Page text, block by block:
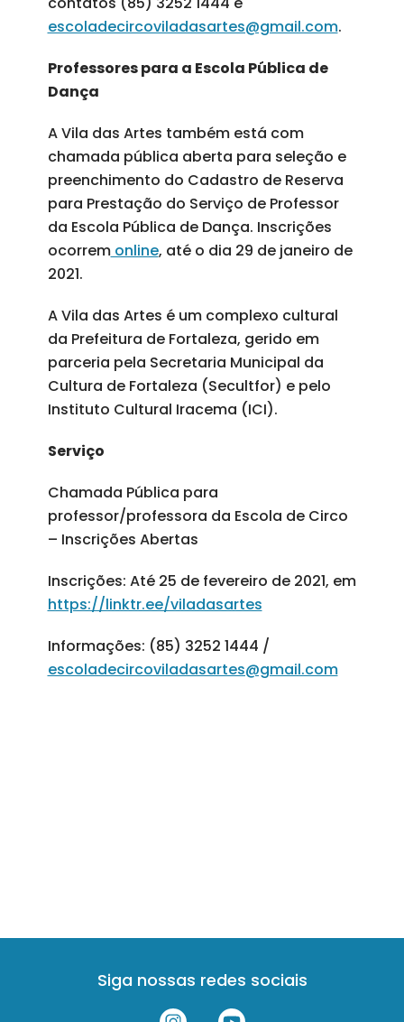
escoladecircoviladasartes@gmail.com.
Professores para a Escola Pública de
Dança
A Vila das Artes também está com
chamada pública aberta para seleção e
preenchimento do Cadastro de Reserva
para Prestação do Serviço de Professor
da Escola Pública de Dança. Inscrições
ocorremonline, até o dia 29 de janeiro de
2021.
A Vila das Artes é um complexo cultural
da Prefeitura de Fortaleza, gerido em
parceria pela Secretaria Municipal da
Cultura de Fortaleza (Secultfor) e pelo
Instituto Cultural Iracema (ICI).
Serviço
Chamada Pública para
professor/professora da Escola de Circo
– Inscrições Abertas
Inscrições: Até 25 de fevereiro de 2021, em
https://linktr.ee/viladasartes
Informações: (85) 3252 1444 /
escoladecircoviladasartes@gmail.com
Siga nossas redes sociais